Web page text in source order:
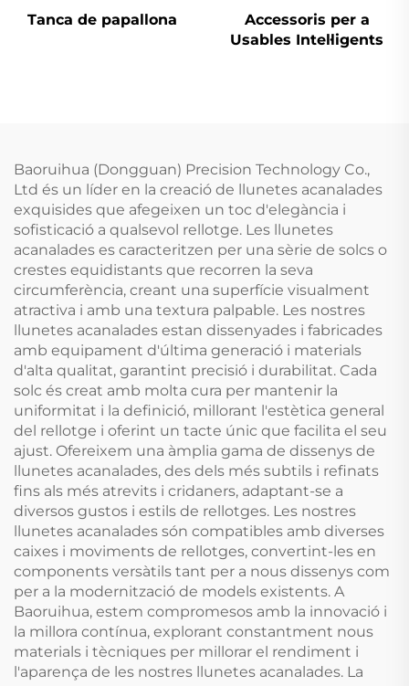
Tanca de papallona
Accessoris per a
Usables Intel·ligents
Baoruihua (Dongguan) Precision Technology Co.,
Ltd és un líder en la creació de llunetes acanalades
exquisides que afegeixen un toc d'elegància i
sofisticació a qualsevol rellotge. Les llunetes
acanalades es caracteritzen per una sèrie de solcs o
crestes equidistants que recorren la seva
circumferència, creant una superfície visualment
atractiva i amb una textura palpable. Les nostres
llunetes acanalades estan dissenyades i fabricades
amb equipament d'última generació i materials
d'alta qualitat, garantint precisió i durabilitat. Cada
solc és creat amb molta cura per mantenir la
uniformitat i la definició, millorant l'estètica general
del rellotge i oferint un tacte únic que facilita el seu
ajust. Ofereixem una àmplia gama de dissenys de
llunetes acanalades, des dels més subtils i refinats
fins als més atrevits i cridaners, adaptant-se a
diversos gustos i estils de rellotges. Les nostres
llunetes acanalades són compatibles amb diverses
caixes i moviments de rellotges, convertint-les en
components versàtils tant per a nous dissenys com
per a la modernització de models existents. A
Baoruihua, estem compromesos amb la innovació i
la millora contínua, explorant constantment nous
materials i tècniques per millorar el rendiment i
l'aparença de les nostres llunetes acanalades. La